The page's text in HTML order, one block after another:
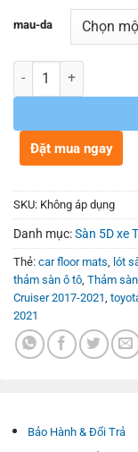
mau-da
Số lượng
Đặt mua ngay
SKU: Không áp dụng
Danh mục:Sàn 5D xe
Thẻ: car floor mats, lót
thảm sàn ô tô, Thảm
Cruiser 2017-2021,
2021
Bảo Hành & Đổi Trả